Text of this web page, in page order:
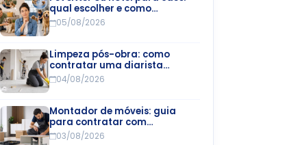
qual escolher e como
encontrar
05/08/2026
Limpeza pós-obra: como
contratar uma diarista
especializada
04/08/2026
Montador de móveis: guia
para contratar com
segurança e economia
03/08/2026